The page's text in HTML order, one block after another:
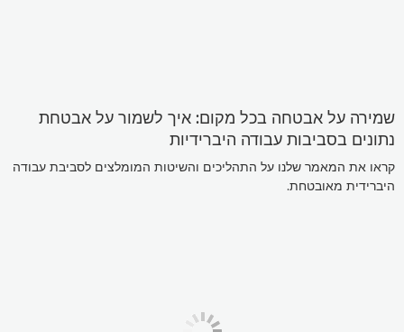
שמירה על אבטחה בכל מקום: איך לשמור על אבטחת
נתונים בסביבות עבודה היברידיות
קראו את המאמר שלנו על התהליכים והשיטות המומלצים לסביבת עבודה
היברידית מאובטחת.